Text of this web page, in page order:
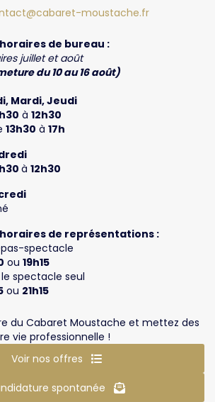
moustache.fr
de bureau :
juillet et août
du 10 au 16 août)
Mardi, Jeudi
à 12h30
13h30 à 17h
à 12h30
de représentations :
spectacle
ou 19h15
le spectacle seul
ou 21h15
du Cabaret Moustache et mettez des
vie professionnelle !
Voir nos offres
spontanée